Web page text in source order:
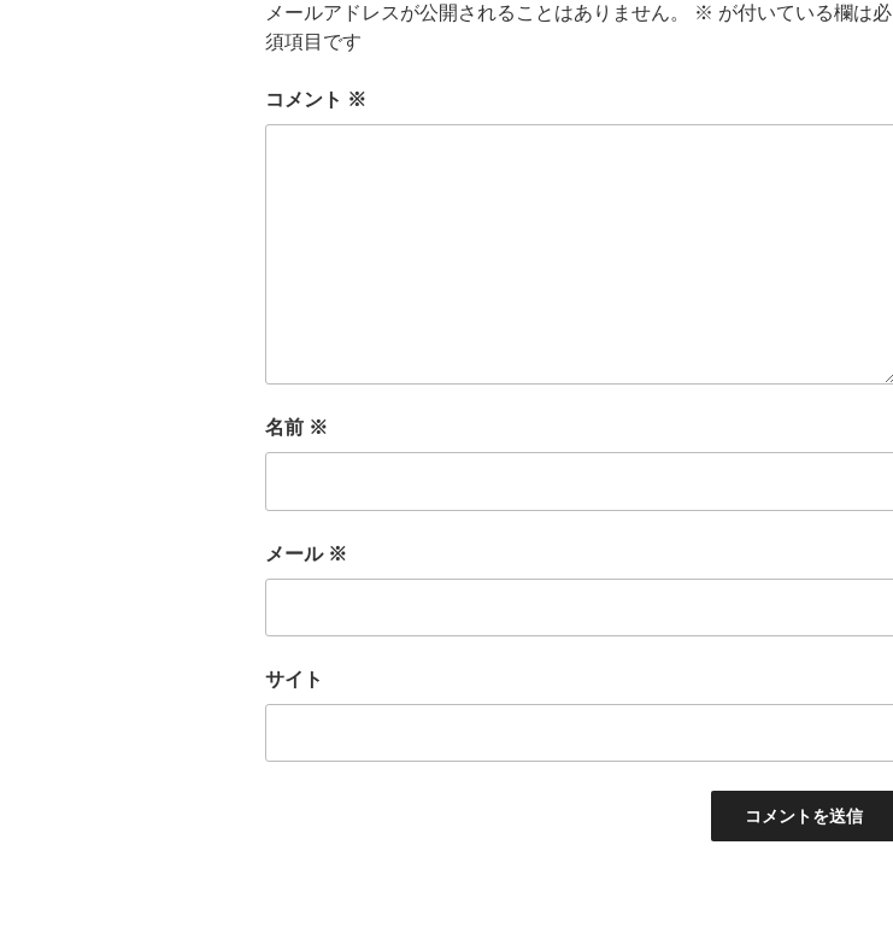
メールアドレスが公開されることはありません。 ※ が付いている欄は必
須項目です
コメント ※
名前 ※
メール ※
サイト